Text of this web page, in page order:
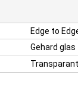
Edge to
Gehard glas
Transparant